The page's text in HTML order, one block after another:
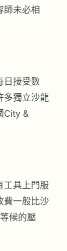
師未必相
日接受數
多獨立沙龍
City &
工具上門服
費一般比沙
候的壓